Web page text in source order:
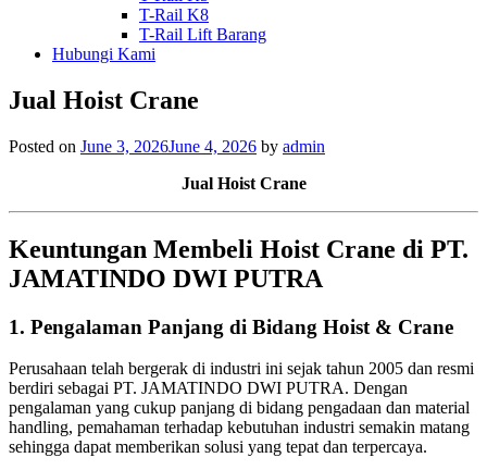
T-Rail K8
T-Rail Lift Barang
Hubungi Kami
Jual Hoist Crane
Posted on June 3, 2026June 4, 2026 by admin
Jual Hoist Crane
Keuntungan Membeli Hoist Crane di PT.
JAMATINDO DWI PUTRA
1. Pengalaman Panjang di Bidang Hoist & Crane
Perusahaan telah bergerak di industri ini sejak tahun 2005 dan resmi
berdiri sebagai PT. JAMATINDO DWI PUTRA. Dengan
pengalaman yang cukup panjang di bidang pengadaan dan material
handling, pemahaman terhadap kebutuhan industri semakin matang
sehingga dapat memberikan solusi yang tepat dan terpercaya.